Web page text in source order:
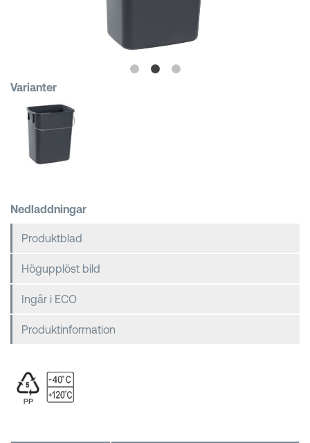
Kundkorgar
Varianter
Nedladdningar
Produktblad
Högupplöst bild
Ingår i ECO
Produktinformation